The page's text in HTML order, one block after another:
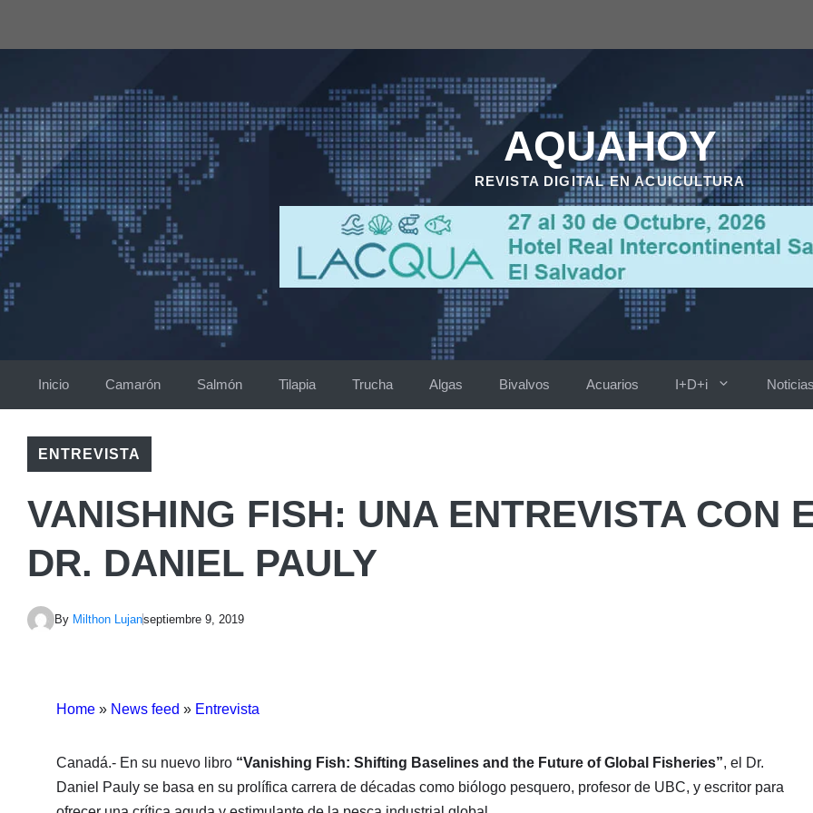
AQUAHOY
REVISTA DIGITAL EN ACUICULTURA
Inicio Camarón Salmón Tilapia Trucha Algas Bivalvos Acuarios I+D+i
ENTREVISTA
VANISHING FISH: UNA ENTREVISTA CON
DR. DANIEL PAULY
By Milthon Lujanseptiembre 9, 2019
Home » News feed » Entrevista
Canadá.- En su nuevo libro “Vanishing Fish: Shifting Baselines and the Future of Global Fisheries”, el Dr.
Daniel Pauly se basa en su prolífica carrera de décadas como biólogo pesquero, profesor de UBC, y escritor para